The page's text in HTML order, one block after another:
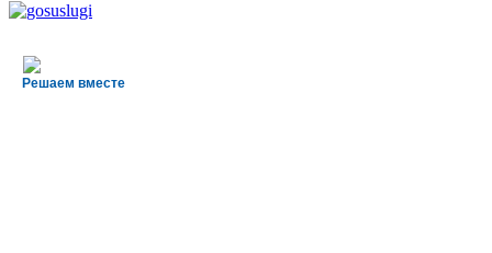
Решаем вместе